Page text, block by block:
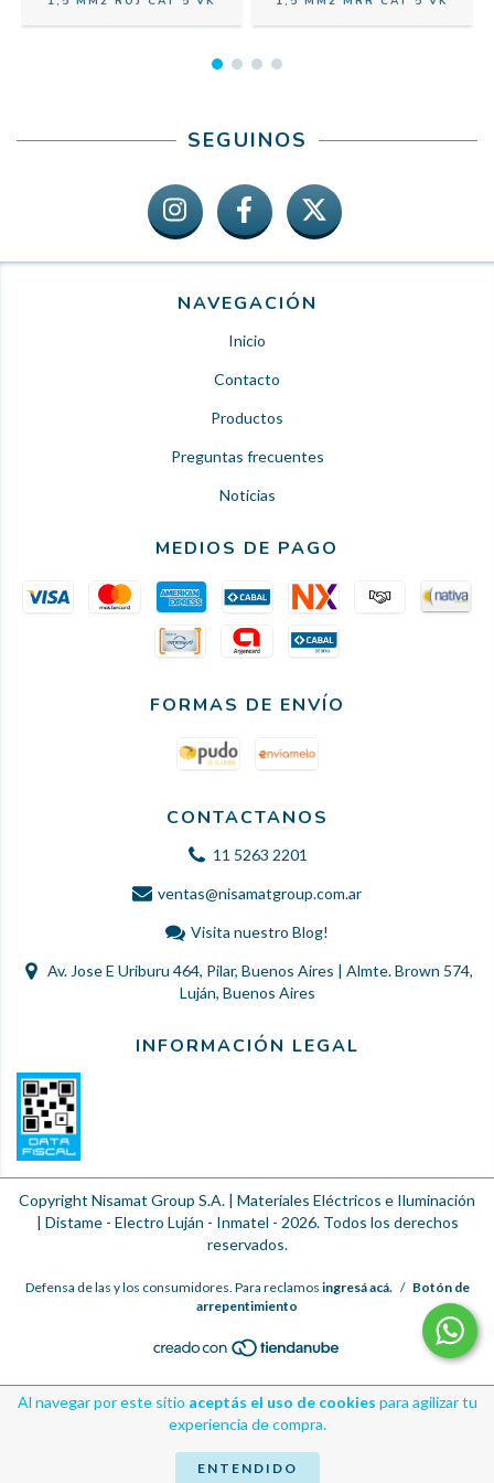
Al navegar por este sitio aceptás el uso de cookies para agilizar tu
experiencia de compra.
ENTENDIDO
SEGUINOS
NAVEGACIÓN
Inicio
Contacto
Productos
Preguntas frecuentes
Noticias
MEDIOS DE PAGO
FORMAS DE ENVÍO
CONTACTANOS
11 5263 2201
ventas@nisamatgroup.com.ar
Visita nuestro Blog!
Av. Jose E Uriburu 464, Pilar, Buenos Aires | Almte. Brown 574,
Luján, Buenos Aires
INFORMACIÓN LEGAL
Copyright Nisamat Group S.A. | Materiales Eléctricos e Iluminación
| Distame - Electro Luján - Inmatel - 2026. Todos los derechos
reservados.
Defensa de las y los consumidores. Para reclamos ingresá acá. / Botón de
arrepentimiento